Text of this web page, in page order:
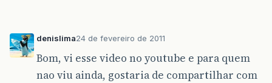
denislima24 de fevereiro de 2011
Bom, vi esse video no youtube e para quem
nao viu ainda, gostaria de compartilhar com